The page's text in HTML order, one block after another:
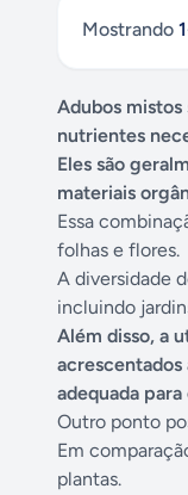
Mostrando 1
Adubos
nutrientes
Eles são
materiais
Essa
folhas e flores.
A diversidade
incluindo
Além disso, a
acrescentados
adequada
Outro ponto
Em
plantas.